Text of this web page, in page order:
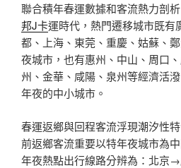
聯合積年春運數據和客流熱力剖
邦J卡運時代，熱門遷移城市既有
都、上海、東莞、重慶、姑蘇、
夜城市，也有惠州、中山、周口
州、金華、咸陽、泉州等經濟活
年夜的中小城市。
春運返鄉與回程客流浮現潮汐性
前返鄉客流重要以特年夜城市為
年夜熱點出行線路分辨為：北京